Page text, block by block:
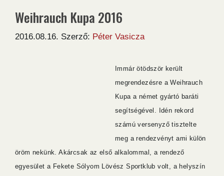
Weihrauch Kupa 2016
2016.08.16. Szerző: Péter Vasicza
Immár ötödször került
megrendezésre a Weihrauch
Kupa a német gyártó baráti
segítségével. Idén rekord
számú versenyző tisztelte
meg a rendezvényt ami külön
öröm nekünk. Akárcsak az első alkalommal, a rendező
egyesület a Fekete Sólyom Lövész Sportklub volt, a helyszín